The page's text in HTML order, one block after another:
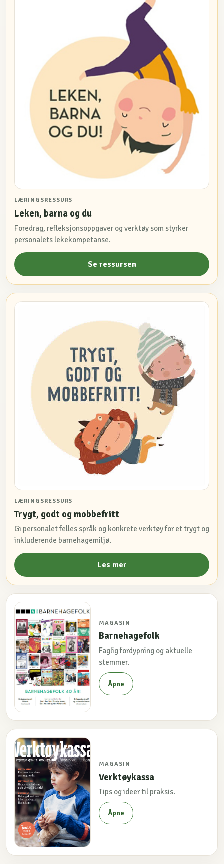
LÆRINGSRESSURS
Leken, barna og du
Foredrag, refleksjonsoppgaver og verktøy som styrker
personalets lekekompetanse.
Se ressursen
LÆRINGSRESSURS
Trygt, godt og mobbefritt
Gi personalet felles språk og konkrete verktøy for et trygt og
inkluderende barnehagemiljø.
Les mer
MAGASIN
Barnehagefolk
Faglig fordypning og aktuelle
stemmer.
Åpne
MAGASIN
Verktøykassa
Tips og ideer til praksis.
Åpne